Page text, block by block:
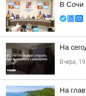
В Сочи
На
Вчера,
На